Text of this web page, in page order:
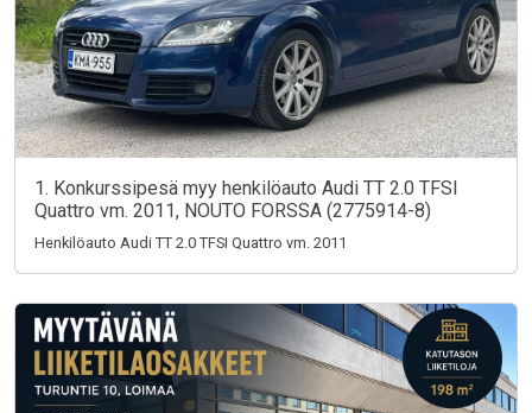
1. Konkurssipesä myy henkilöauto Audi TT 2.0 TFSI
Quattro vm. 2011, NOUTO FORSSA (2775914-8)
Henkilöauto Audi TT 2.0 TFSI Quattro vm. 2011